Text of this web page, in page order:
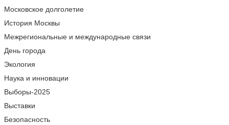
Московское долголетие
История Москвы
Межрегиональные и международные связи
День города
Экология
Наука и инновации
Выборы-2025
Выставки
Безопасность